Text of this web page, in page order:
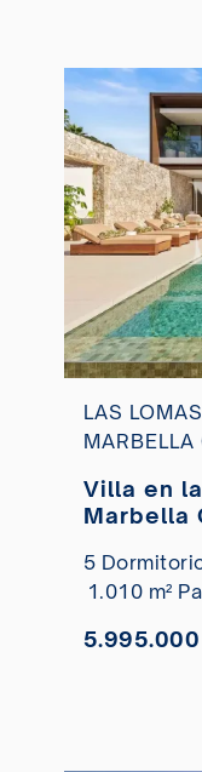
LAS
Villa en
Marbella
5
1.010 m²